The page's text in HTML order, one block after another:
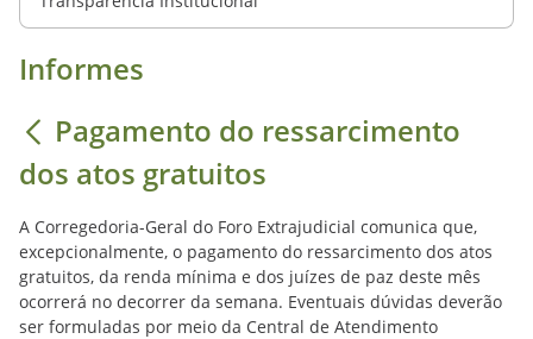
Informes
Pagamento do ressarcimento
dos atos gratuitos
A Corregedoria-Geral do Foro Extrajudicial comunica que,
excepcionalmente, o pagamento do ressarcimento dos atos
gratuitos, da renda mínima e dos juízes de paz deste mês
ocorrerá no decorrer da semana. Eventuais dúvidas deverão
ser formuladas por meio da Central de Atendimento